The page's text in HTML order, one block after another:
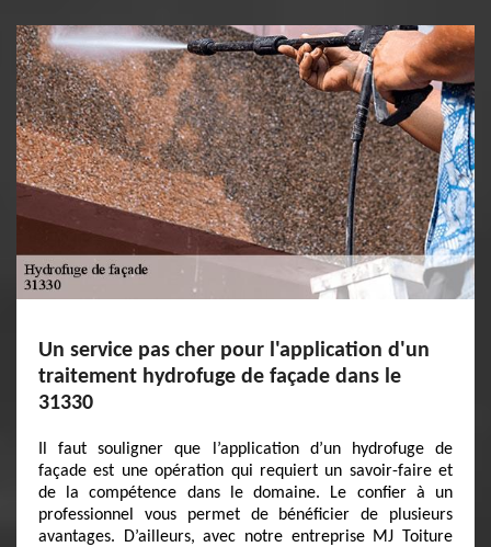
Un service pas cher pour l'application d'un
traitement hydrofuge de façade dans le
31330
Il faut souligner que l’application d’un hydrofuge de
façade est une opération qui requiert un savoir-faire et
de la compétence dans le domaine. Le confier à un
professionnel vous permet de bénéficier de plusieurs
avantages. D’ailleurs, avec notre entreprise MJ Toiture